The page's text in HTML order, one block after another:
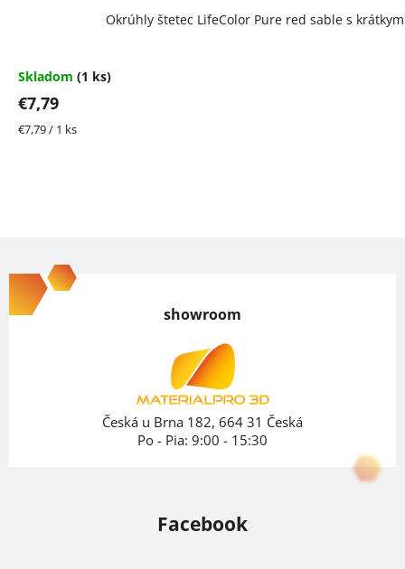
Okrúhly štetec LifeColor Pure red sable s
Skladom (1 ks)
€7,79
Jednotková
€7,79 / 1 ks
á
p
showroom
Česká u Brna 182, 664 31 Česká
Po - Pia: 9:00 - 15:30
Facebook